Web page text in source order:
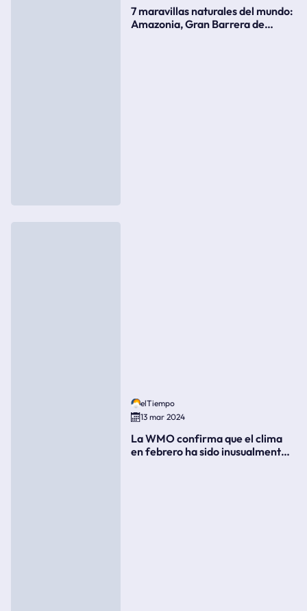
7 maravillas naturales del mundo:
Amazonia, Gran Barrera de
elTiempo
13 mar 2024
La WMO confirma que el clima
en febrero ha sido inusualmente